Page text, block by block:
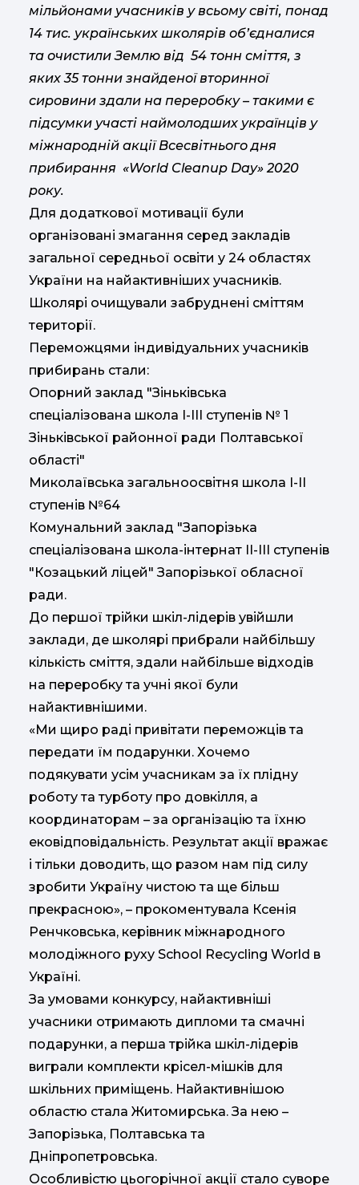
мільйонами учасників у всьому світі, понад
14 тис. українських школярів об’єдналися
та очистили Землю від 54 тонн сміття, з
яких 35 тонни знайденої вторинної
сировини здали на переробку – такими є
підсумки участі наймолодших українців у
міжнародній акції Всесвітнього дня
прибирання «World Cleanup Day» 2020
року.
Для додаткової мотивації були
організовані змагання серед закладів
загальної середньої освіти у 24 областях
України на найактивніших учасників.
Школярі очищували забруднені сміттям
території.
Переможцями індивідуальних учасників
прибирань стали:
Опорний заклад "Зіньківська
спеціалізована школа І-ІІІ ступенів № 1
Зіньківської районної ради Полтавської
області"
Миколаївська загальноосвітня школа І-ІІ
ступенів №64
Комунальний заклад "Запорізька
спеціалізована школа-інтернат ІІ-ІІІ ступенів
"Козацький ліцей" Запорізької обласної
ради.
До першої трійки шкіл-лідерів увійшли
заклади, де школярі прибрали найбільшу
кількість сміття, здали найбільше відходів
на переробку та учні якої були
найактивнішими.
«Ми щиро раді привітати переможців та
передати їм подарунки. Хочемо
подякувати усім учасникам за їх плідну
роботу та турботу про довкілля, а
координаторам – за організацію та їхню
ековідповідальність. Результат акції вражає
і тільки доводить, що разом нам під силу
зробити Україну чистою та ще більш
прекрасною», – прокоментувала Ксенія
Ренчковська, керівник міжнародного
молодіжного руху School Recycling World в
Україні.
За умовами конкурсу, найактивніші
учасники отримають дипломи та смачні
подарунки, а перша трійка шкіл-лідерів
виграли комплекти крісел-мішків для
шкільних приміщень. Найактивнішою
областю стала Житомирська. За нею –
Запорізька, Полтавська та
Дніпропетровська.
Особливістю цьогорічної акції стало суворе